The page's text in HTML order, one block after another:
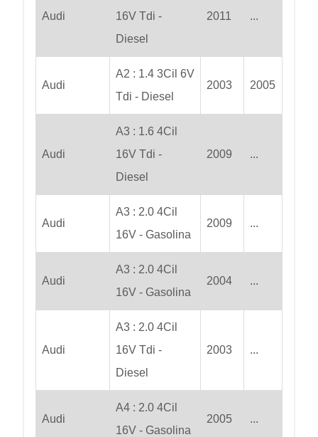
Audi
16V Tdi -
Diesel
2011 ...
Audi
A2 : 1.4 3Cil 6V
Tdi - Diesel
2003 2005
Audi
A3 : 1.6 4Cil
16V Tdi -
Diesel
2009 ...
Audi
A3 : 2.0 4Cil
16V - Gasolina
2009 ...
Audi
A3 : 2.0 4Cil
16V - Gasolina
2004 ...
Audi
A3 : 2.0 4Cil
16V Tdi -
Diesel
2003 ...
Audi
A4 : 2.0 4Cil
16V - Gasolina
2005 ...